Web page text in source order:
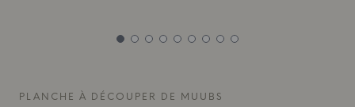
PLANCHE À DÉCOUPER DE MUUBS